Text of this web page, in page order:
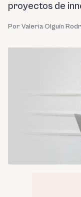
proyectos de
Por Valeria Olguín